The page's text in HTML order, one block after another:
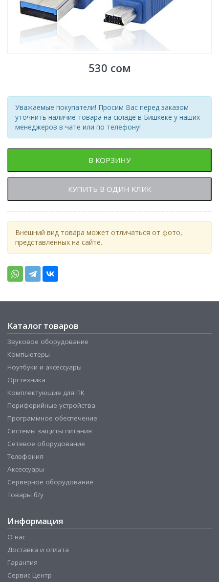
530 сом
Уважаемые покупатели! Просим Вас перед заказом
уточнить наличие товара на складе в Бишкеке у наших
менеджеров в чате или по телефону!
В КОРЗИНУ
КУПИТЬ В ОДИН КЛИК
Внешний вид товара может отличаться от фото,
представленных на сайте.
Каталог товаров
Звуковое оборудование
Компьютеры
Ноутбуки и аксессуары
Оргтехника
Комплектующие для ПК
Периферийные устройства
Программное обеспечение
Системы защиты питания
Сетевое оборудование
Телефония
Аксессуары
Серверное оборудование
Товары б/у
Информация
О нас
Доставка и оплата
Гарантия
Сервис Центр